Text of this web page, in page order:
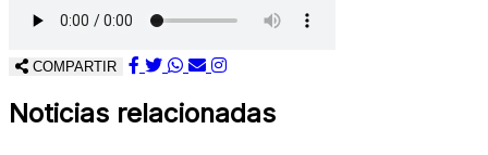
COMPARTIR
Noticias relacionadas